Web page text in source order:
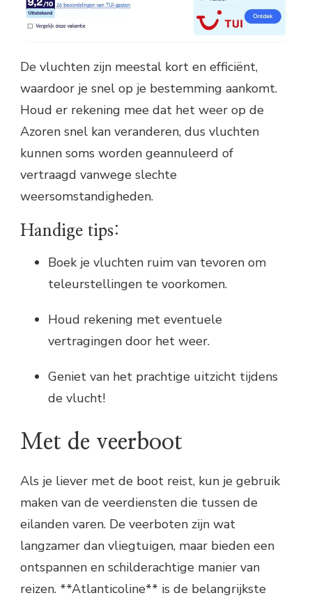
De vluchten zijn meestal kort en efficiënt,
waardoor je snel op je bestemming aankomt.
Houd er rekening mee dat het weer op de
Azoren snel kan veranderen, dus vluchten
kunnen soms worden geannuleerd of
vertraagd vanwege slechte
weersomstandigheden.
Handige tips:
Boek je vluchten ruim van tevoren om
teleurstellingen te voorkomen.
Houd rekening met eventuele
vertragingen door het weer.
Geniet van het prachtige uitzicht tijdens
de vlucht!
Met de veerboot
Als je liever met de boot reist, kun je gebruik
maken van de veerdiensten die tussen de
eilanden varen. De veerboten zijn wat
langzamer dan vliegtuigen, maar bieden een
ontspannen en schilderachtige manier van
reizen. **Atlanticoline** is de belangrijkste